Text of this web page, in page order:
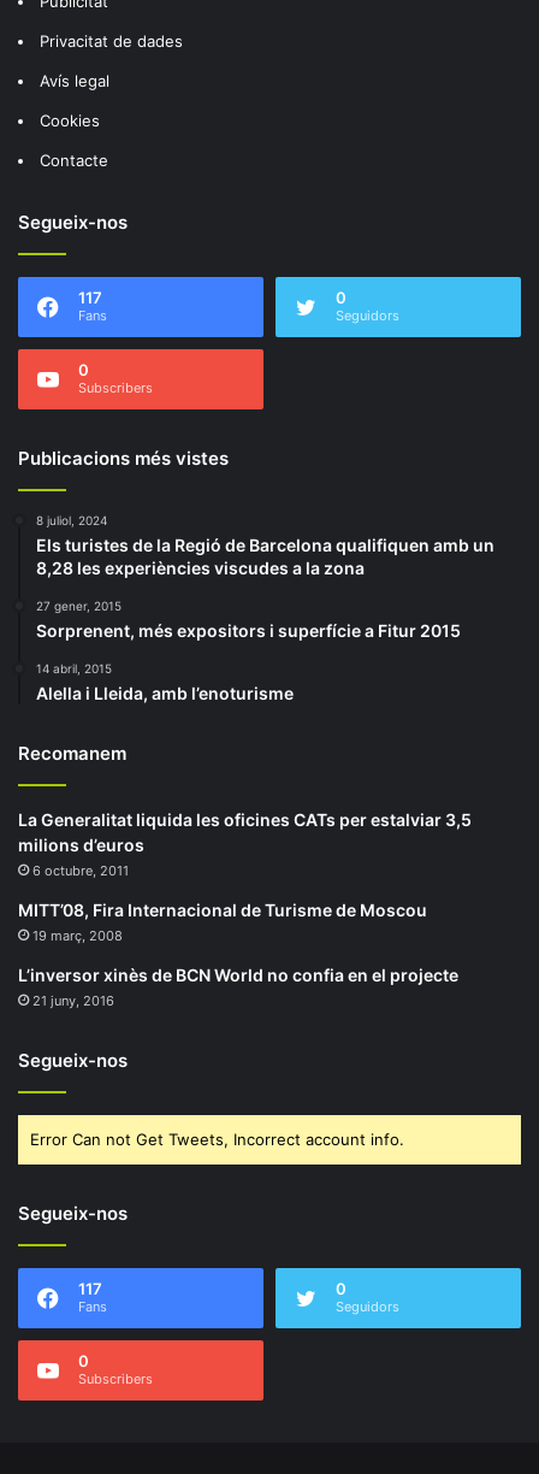
Privacitat de dades
Avís legal
Cookies
Contacte
Segueix-nos
117
Fans
0
Seguidors
0
Subscribers
Publicacions més vistes
8 juliol, 2024
Els turistes de la Regió de Barcelona qualifiquen amb un
8,28 les experiències viscudes a la zona
27 gener, 2015
Sorprenent, més expositors i superfície a Fitur 2015
14 abril, 2015
Alella i Lleida, amb l’enoturisme
Recomanem
La Generalitat liquida les oficines CATs per estalviar 3,5
milions d’euros
6 octubre, 2011
MITT’08, Fira Internacional de Turisme de Moscou
19 març, 2008
L’inversor xinès de BCN World no confia en el projecte
21 juny, 2016
Segueix-nos
Error Can not Get Tweets, Incorrect account info.
Segueix-nos
117
Fans
0
Seguidors
0
Subscribers